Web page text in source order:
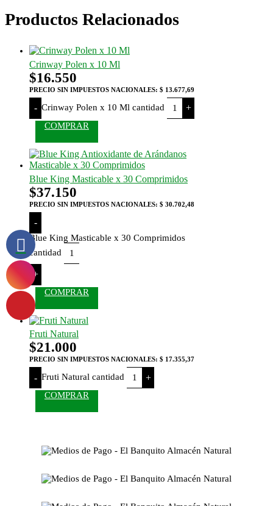
Productos Relacionados
Crinway Polen x 10 Ml
$16.550
PRECIO SIN IMPUESTOS NACIONALES: $ 13.677,69
- Crinway Polen x 10 Ml cantidad +
COMPRAR
Blue King Masticable x 30 Comprimidos
$37.150
PRECIO SIN IMPUESTOS NACIONALES: $ 30.702,48
-
Blue King Masticable x 30 Comprimidos
cantidad
+
COMPRAR
Fruti Natural
$21.000
PRECIO SIN IMPUESTOS NACIONALES: $ 17.355,37
- Fruti Natural cantidad +
COMPRAR